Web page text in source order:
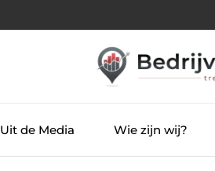
Uit de Media Wie zijn wij?